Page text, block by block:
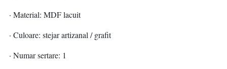
· Material: MDF lacuit
· Culoare: stejar artizanal / grafit
· Numar sertare: 1